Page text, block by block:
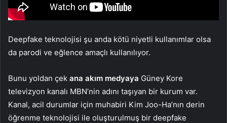
Deepfake teknolojisi şu anda kötü niyetli kullanımlar olsa
da parodi ve eğlence amaçlı kullanılıyor.
Bunu yoldan çek ana akım medyaya Güney Kore
televizyon kanalı MBN’nin adını taşıyan bir kurum var.
Kanal, acil durumlar için muhabiri Kim Joo-Ha’nın derin
öğrenme teknolojisi ile oluşturulmuş bir deepfake